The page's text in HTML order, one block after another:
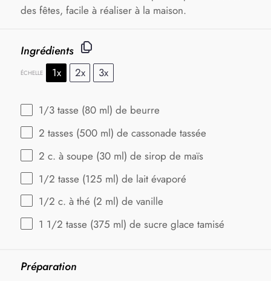
des fêtes, facile à réaliser à la maison.
Ingrédients
ÉCHELLE 1x 2x 3x
1/3 tasse (80 ml) de beurre
2 tasses (500 ml) de cassonade tassée
2 c. à soupe (30 ml) de sirop de maïs
1/2 tasse (125 ml) de lait évaporé
1/2 c. à thé (2 ml) de vanille
1 1/2 tasse (375 ml) de sucre glace tamisé
Préparation